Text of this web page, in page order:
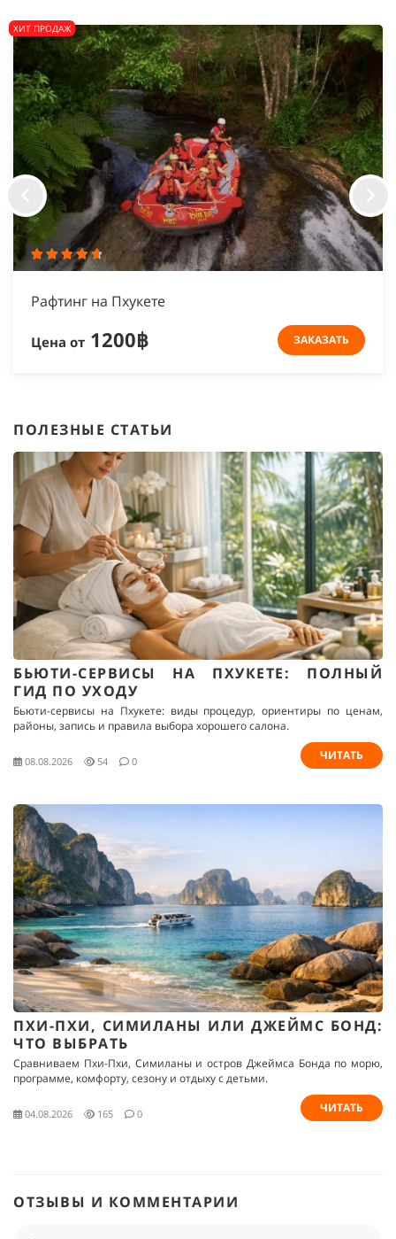
ХИТ ПРОДАЖ
Рафтинг на Пхукете
Цена от 1200฿ ЗАКАЗАТЬ
ПОЛЕЗНЫЕ СТАТЬИ
БЬЮТИ-СЕРВИСЫ НА ПХУКЕТЕ: ПОЛНЫЙ
ГИД ПО УХОДУ
Бьюти-сервисы на Пхукете: виды процедур, ориентиры по ценам,
районы, запись и правила выбора хорошего салона.
08.08.2026 54 0 ЧИТАТЬ
ПХИ-ПХИ, СИМИЛАНЫ ИЛИ ДЖЕЙМС БОНД:
ЧТО ВЫБРАТЬ
Сравниваем Пхи-Пхи, Симиланы и остров Джеймса Бонда по морю,
программе, комфорту, сезону и отдыху с детьми.
04.08.2026 165 0 ЧИТАТЬ
ОТЗЫВЫ И КОММЕНТАРИИ